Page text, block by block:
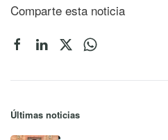
Comparte esta noticia
Últimas noticias